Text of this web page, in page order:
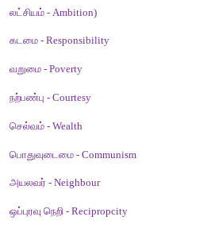
வாழ வேண்டும். அப்பொழுது தான்
செயல்படுவோம்.
மொழியோடு விளையாடு